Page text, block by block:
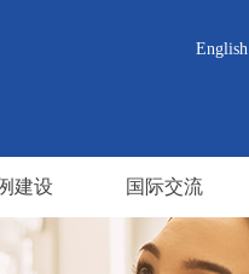
English
建设 国际交流